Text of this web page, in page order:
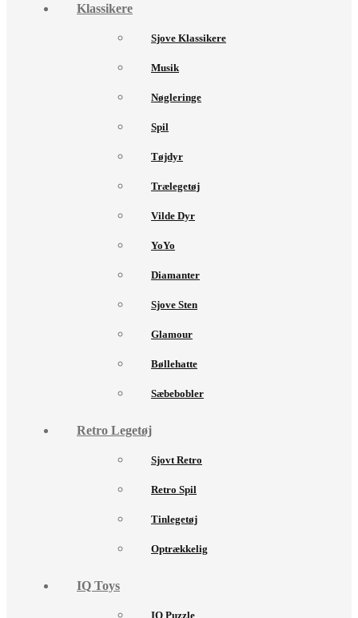
Klassikere
Sjove Klassikere
Musik
Nøgleringe
Spil
Tøjdyr
Trælegetøj
Vilde Dyr
YoYo
Diamanter
Sjove Sten
Glamour
Bøllehatte
Sæbebobler
Retro Legetøj
Sjovt Retro
Retro Spil
Tinlegetøj
Optrækkelig
IQ Toys
IQ Puzzle